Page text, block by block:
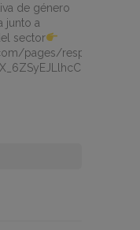
de género
junto a
sector
pages/